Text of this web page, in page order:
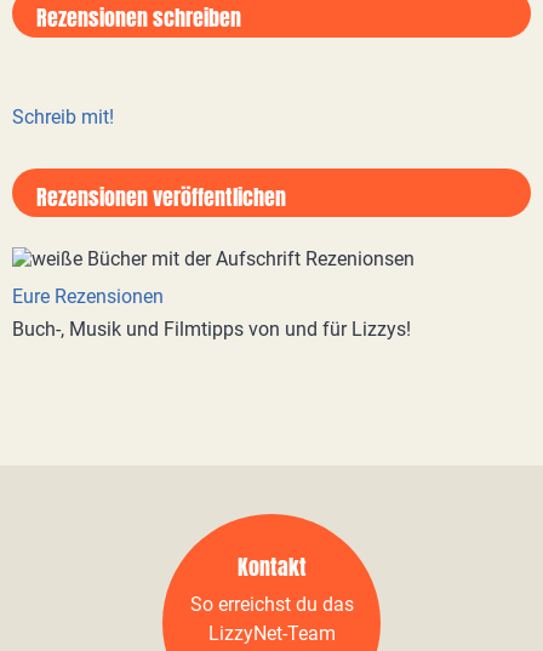
Rezensionen schreiben
Schreib mit!
Rezensionen veröffentlichen
Eure Rezensionen
Buch-, Musik und Filmtipps von und für Lizzys!
Kontakt
So erreichst du das
LizzyNet-Team